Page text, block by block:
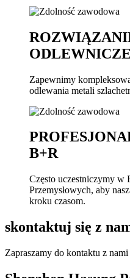
Zapewnimy
odlewania metali
B+R
Często uczestniczymy w
Przemysłowych, aby
kroku czasom.
skontaktuj się z
Zapraszamy do kontaktu z nami